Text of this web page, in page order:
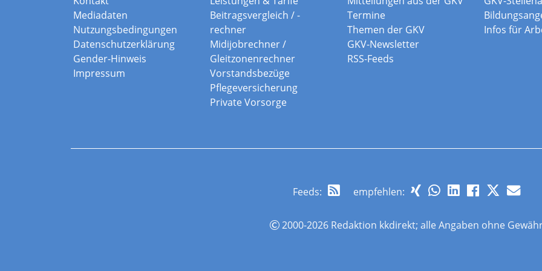
Mediadaten
Nutzungsbedingungen
Datenschutzerklärung
Gender-Hinweis
Impressum
Beitragsvergleich / -
rechner
Midijobrechner /
Gleitzonenrechner
Vorstandsbezüge
Pflegeversicherung
Private Vorsorge
Termine
Themen der GKV
GKV-Newsletter
RSS-Feeds
Infos für
Feeds: empfehlen:
2000-2026 Redaktion kkdirekt; alle Angaben ohne